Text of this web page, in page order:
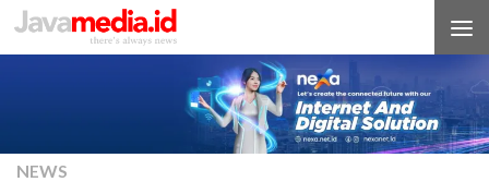
Skip to content
NEWS